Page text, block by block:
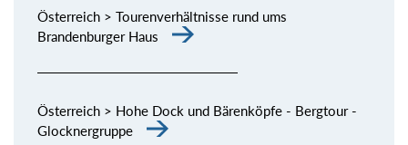
Österreich > Tourenverhältnisse rund ums
Brandenburger Haus
Österreich > Hohe Dock und Bärenköpfe - Bergtour -
Glocknergruppe